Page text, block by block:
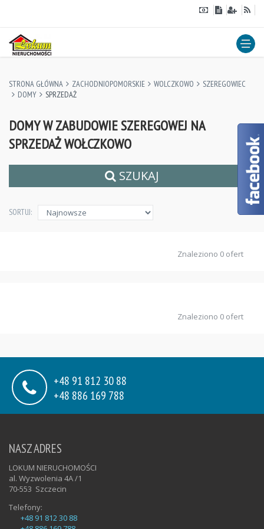
STRONA GŁÓWNA ZACHODNIOPOMORSKIE WOLCZKOWO
SZEREGOWIEC
DOMY
SPRZEDAŻ
DOMY W ZABUDOWIE SZEREGOWEJ NA
SPRZEDAŻ WOŁCZKOWO
SZUKAJ
SORTUJ:
Znaleziono 0 ofert
Znaleziono 0 ofert
+48 91 812 30 88
+48 886 169 788
NASZ ADRES
LOKUM NIERUCHOMOŚCI
al. Wyzwolenia 4A /1
70-553 Szczecin
Telefony:
+48 91 812 30 88